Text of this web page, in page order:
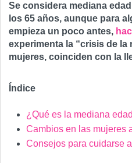
Se considera mediana
los 65 años, aunque para
empieza un poco antes,
experimenta la “crisis de la
mujeres, coinciden con la
Índice
¿Qué es la mediana
Cambios en las mujeres
Consejos para cuidarse